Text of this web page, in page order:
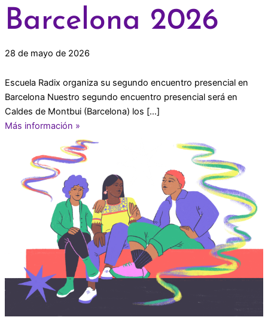
Barcelona 2026
28 de mayo de 2026
Escuela Radix organiza su segundo encuentro presencial en
Barcelona Nuestro segundo encuentro presencial será en
Caldes de Montbui (Barcelona) los […]
Más información »